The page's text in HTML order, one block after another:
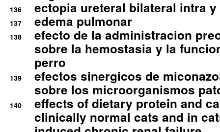
136 ectopia ureteral bilateral intra
137 edema pulmonar
138
efecto de la administracion
sobre la hemostasia y la
perro
139
efectos sinergicos de
sobre los microorganismos
140
effects of dietary protein and
clinically normal cats and in